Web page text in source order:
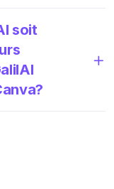
soit